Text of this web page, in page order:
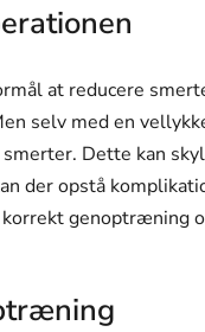
at reducere
selv med en
Dette kan
der opstå
genoptræning